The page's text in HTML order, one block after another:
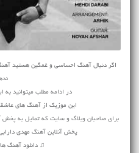
اگر دنبال آهنگ احساسی و غمگین هستید
در ادامه مطلب میتوانید
این موزیک از آهنگ های
برای صاحبان وبلاگ و سایت که تمایل به پخش
پخش آنلاین آهنگ مهدی
♫ دانلود آهنگ